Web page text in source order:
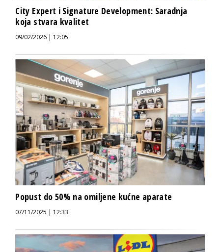
City Expert i Signature Development: Saradnja
koja stvara kvalitet
09/02/2026 | 12:05
Popust do 50% na omiljene kućne aparate
07/11/2025 | 12:33